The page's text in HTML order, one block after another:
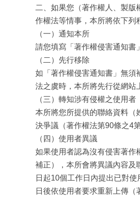
二、如果您（著作權人、製
作權法等情事，本所將依下列
（一）通知本所
請您填寫「著作權侵害通知書
（二）先行移除
如「著作權侵害通知書」無須
法之虞時，本所將先行從網站
（三）轉知涉有侵權之使用者
本所將您所提供的聯絡資料（
決爭議（著作權法第90條之4
（四）使用者異議
如果使用者認為沒有侵害著作
補正），本所會將異議內容及
日起10個工作日內提出已對
日後依使用者要求重新上傳（